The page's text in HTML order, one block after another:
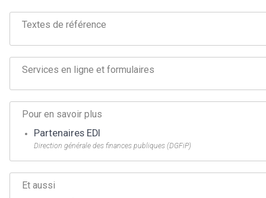
Textes de référence
Services en ligne et formulaires
Pour en savoir plus
Partenaires EDI
Direction générale des finances publiques (DGFiP)
Et aussi